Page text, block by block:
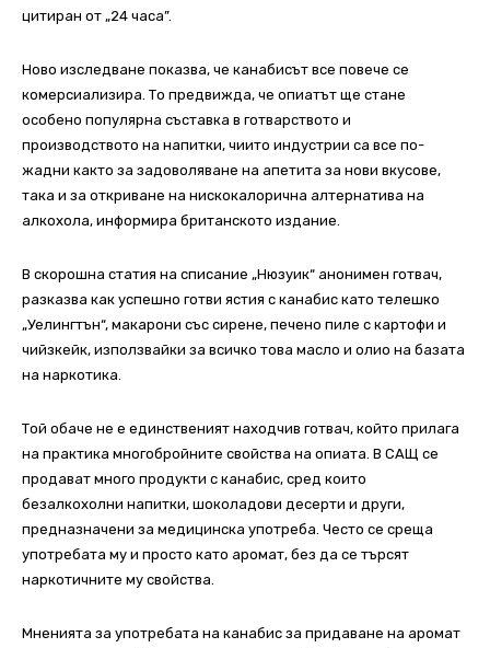
цитиран от „24 часа”.
Ново изследване показва, че канабисът все повече се
комерсиализира. То предвижда, че опиатът ще стане
особено популярна съставка в готварството и
производството на напитки, чиито индустрии са все по-
жадни както за задоволяване на апетита за нови вкусове,
така и за откриване на нискокалорична алтернатива на
алкохола, информира британското издание.
В скорошна статия на списание „Нюзуик“ анонимен готвач,
разказва как успешно готви ястия с канабис като телешко
„Уелингтън“, макарони със сирене, печено пиле с картофи и
чийзкейк, използвайки за всичко това масло и олио на базата
на наркотика.
Той обаче не е единственият находчив готвач, който прилага
на практика многобройните свойства на опиата. В САЩ се
продават много продукти с канабис, сред които
безалкохолни напитки, шоколадови десерти и други,
предназначени за медицинска употреба. Често се среща
употребата му и просто като аромат, без да се търсят
наркотичните му свойства.
Мненията за употребата на канабис за придаване на аромат